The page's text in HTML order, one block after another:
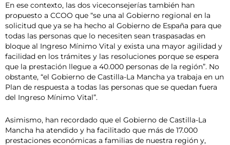
En ese contexto, las dos viceconsejerías también han
propuesto a CCOO que “se una al Gobierno regional en la
solicitud que ya se ha hecho al Gobierno de España para que
todas las personas que lo necesiten sean traspasadas en
bloque al Ingreso Mínimo Vital y exista una mayor agilidad y
facilidad en los trámites y las resoluciones porque se espera
que la prestación llegue a 40.000 personas de la región”. No
obstante, “el Gobierno de Castilla-La Mancha ya trabaja en un
Plan de respuesta a todas las personas que se quedan fuera
del Ingreso Mínimo Vital”.
Asimismo, han recordado que el Gobierno de Castilla-La
Mancha ha atendido y ha facilitado que más de 17.000
prestaciones económicas a familias de nuestra región y,